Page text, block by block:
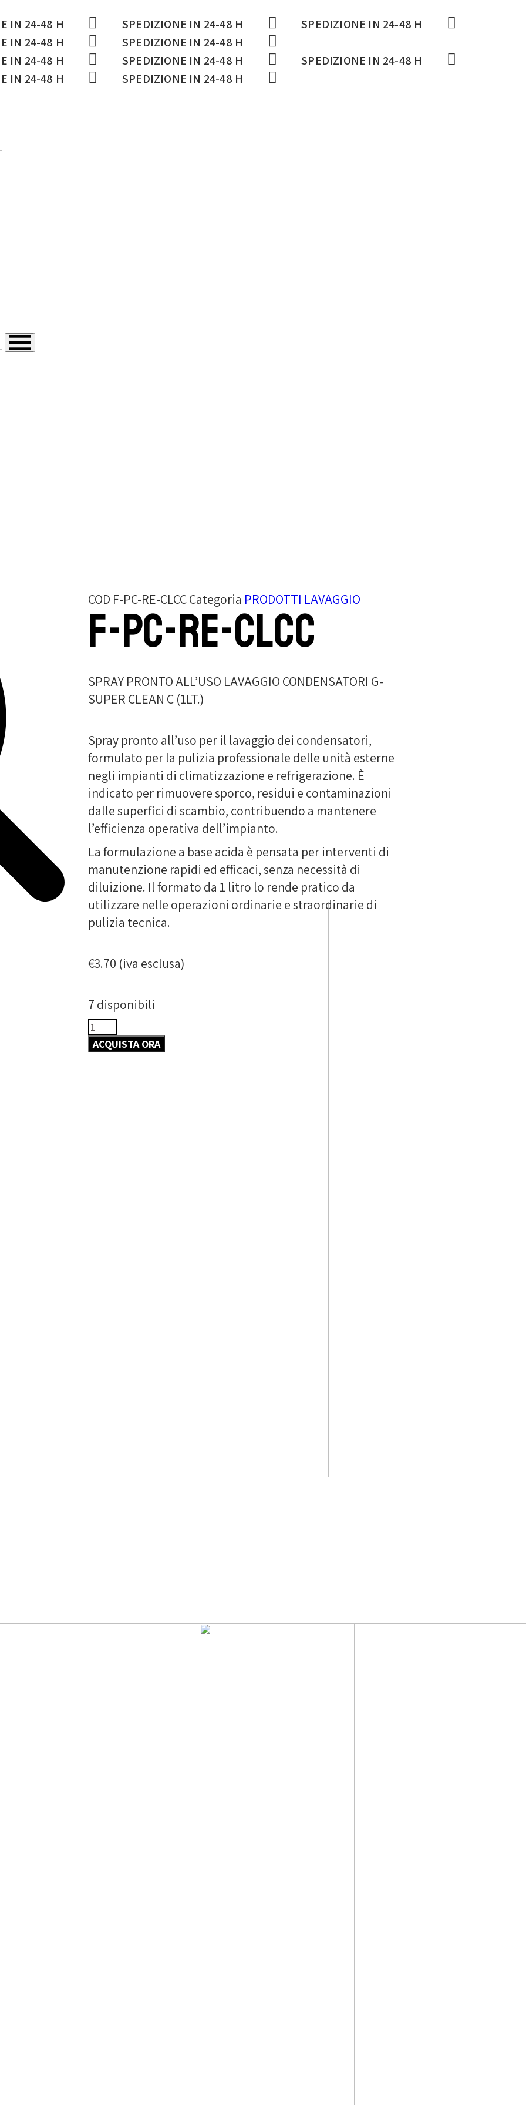
IN 24-48 H SPEDIZIONE IN 24-48 H
SPEDIZIONE IN 24-48 H
IN 24-48 H
SPEDIZIONE IN 24-48 H
IN 24-48 H
SPEDIZIONE IN 24-48 H
SPEDIZIONE IN 24-48 H
IN 24-48 H
SPEDIZIONE IN 24-48 H
COD F-PC-RE-CLCCCategoria PRODOTTI LAVAGGIO
F-PC-RE-CLCC
SPRAY PRONTO ALL’USO LAVAGGIO CONDENSATORI G-
SUPER CLEAN C (1LT.)
Spray pronto all’uso per il lavaggio dei condensatori,
formulato per la pulizia professionale delle unità esterne
negli impianti di climatizzazione e refrigerazione. È
indicato per rimuovere sporco, residui e contaminazioni
dalle superfici di scambio, contribuendo a mantenere
l’efficienza operativa dell’impianto.
La formulazione a base acida è pensata per interventi di
manutenzione rapidi ed efficaci, senza necessità di
diluizione. Il formato da 1 litro lo rende pratico da
utilizzare nelle operazioni ordinarie e straordinarie di
pulizia tecnica.
€3.70 (iva esclusa)
7 disponibili
ACQUISTA ORA